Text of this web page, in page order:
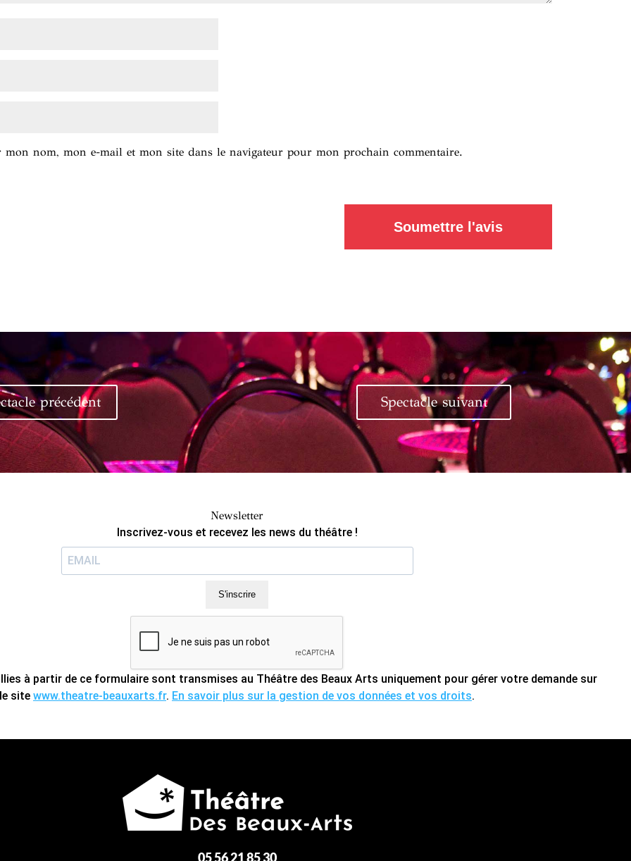
mon nom, mon e-mail et mon site dans le navigateur pour mon prochain commentaire.
Soumettre l'avis
précédent Spectacle suivant
Newsletter
Inscrivez-vous et recevez les news du théâtre !
S'inscrire
à partir de ce formulaire sont transmises au Théâtre des Beaux Arts uniquement pour gérer votre demande sur
le site www.theatre-beauxarts.fr. En savoir plus sur la gestion de vos données et vos droits.
05 56 21 85 30